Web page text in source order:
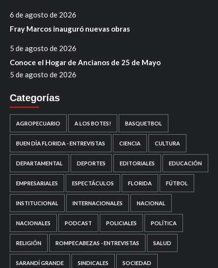
6 de agosto de 2026
Fray Marcos inauguró nuevas obras
5 de agosto de 2026
Conoce el Hogar de Ancianos de 25 de Mayo
5 de agosto de 2026
Categorías
AGROPECUARIO A LOS BOTES! BASQUETBOL
BUEN DÍA FLORIDA - ENTREVISTAS CIENCIA CULTURA
DEPARTAMENTAL DEPORTES EDITORIALES EDUCACIÓN
EMPRESARIALES ESPECTÁCULOS FLORIDA FÚTBOL
INSTITUCIONAL INTERNACIONALES NACIONAL
NACIONALES PODCAST POLICIALES POLÍTICA
RELIGIÓN ROMPECABEZAS - ENTREVISTAS SALUD
SARANDÍ GRANDE SINDICALES SOCIEDAD